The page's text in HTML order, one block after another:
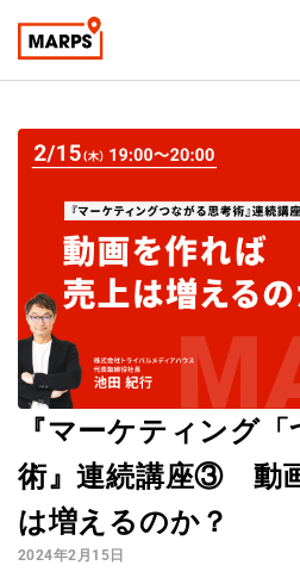
『マーケティング
術』連続講座③ 動
は増えるのか？
2024年2月15日